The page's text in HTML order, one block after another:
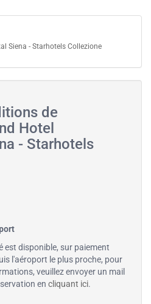
Siena - Starhotels Collezione
de
Hotel
- Starhotels
est disponible, sur paiement
l'aéroport le plus proche, pour
veuillez envoyer un mail
en cliquant ici.